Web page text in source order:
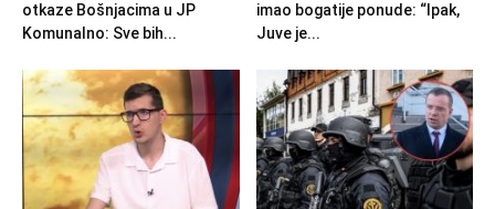
otkaze Bošnjacima u JP
Komunalno: Sve bih...
imao bogatije ponude: “Ipak,
Juve je...